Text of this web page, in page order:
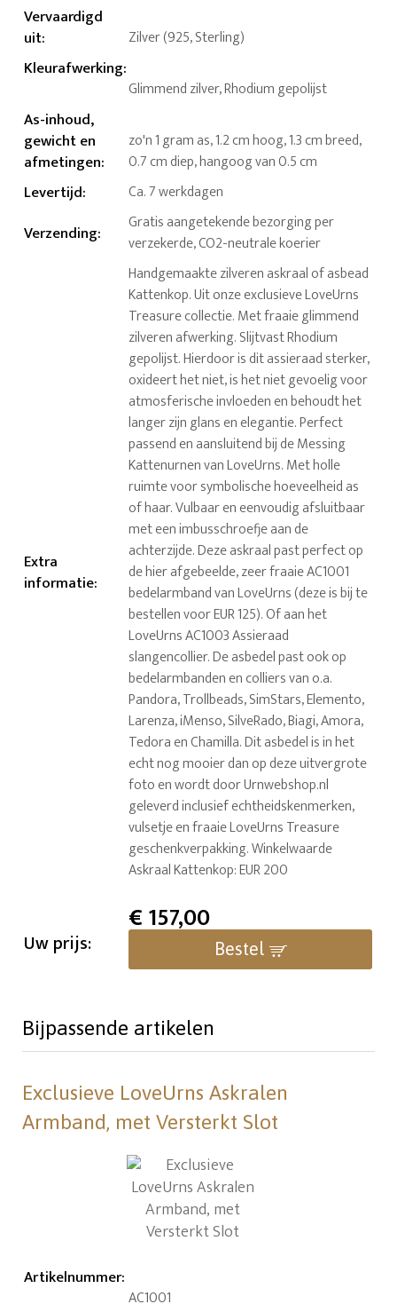
Vervaardigd
uit: Zilver (925, Sterling)
Kleurafwerking:
Glimmend zilver, Rhodium gepolijst
As-inhoud,
gewicht en
afmetingen:
zo'n 1 gram as, 1.2 cm hoog, 1.3 cm breed,
0.7 cm diep, hangoog van 0.5 cm
Levertijd: Ca. 7 werkdagen
Verzending:
Gratis aangetekende bezorging per
verzekerde, CO2-neutrale koerier
Extra
informatie:
Handgemaakte zilveren askraal of asbead
Kattenkop. Uit onze exclusieve LoveUrns
Treasure collectie. Met fraaie glimmend
zilveren afwerking. Slijtvast Rhodium
gepolijst. Hierdoor is dit assieraad sterker,
oxideert het niet, is het niet gevoelig voor
atmosferische invloeden en behoudt het
langer zijn glans en elegantie. Perfect
passend en aansluitend bij de Messing
Kattenurnen van LoveUrns. Met holle
ruimte voor symbolische hoeveelheid as
of haar. Vulbaar en eenvoudig afsluitbaar
met een imbusschroefje aan de
achterzijde. Deze askraal past perfect op
de hier afgebeelde, zeer fraaie AC1001
bedelarmband van LoveUrns (deze is bij te
bestellen voor EUR 125). Of aan het
LoveUrns AC1003 Assieraad
slangencollier. De asbedel past ook op
bedelarmbanden en colliers van o.a.
Pandora, Trollbeads, SimStars, Elemento,
Larenza, iMenso, SilveRado, Biagi, Amora,
Tedora en Chamilla. Dit asbedel is in het
echt nog mooier dan op deze uitvergrote
foto en wordt door Urnwebshop.nl
geleverd inclusief echtheidskenmerken,
vulsetje en fraaie LoveUrns Treasure
geschenkverpakking. Winkelwaarde
Askraal Kattenkop: EUR 200
Uw prijs:
€157,00
Bestel
Bijpassende artikelen
Exclusieve LoveUrns Askralen
Armband, met Versterkt Slot
Artikelnummer:
AC1001